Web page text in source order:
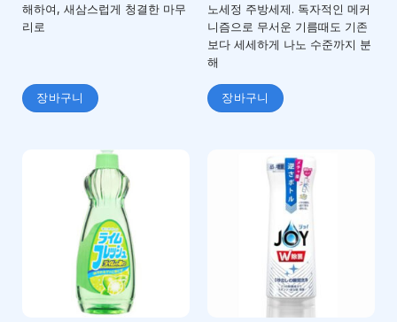
해하여, 새삼스럽게 청결한 마무
리로
장바구니
노세정 주방세제. 독자적인 메커
니즘으로 무서운 기름때도 기존
보다 세세하게 나노 수준까지 분
해
장바구니